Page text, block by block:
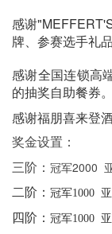
感谢
牌、参赛选手礼
感谢全国连锁高
的抽奖自助餐券。
感谢福朋喜来登
奖金设置：
三阶： 冠军2000
二阶： 冠军1000
四阶： 冠军1000